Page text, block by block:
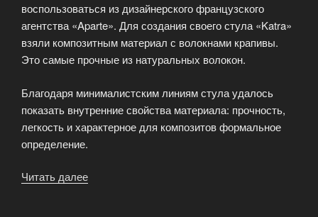
воспользоваться из дизайнерского французского
агентства «Aparte». Для создания своего стула «Katra»
взяли композитным материал с волокнами крапивы.
Это самые прочные из натуральных волокон.
Благодаря минималистским линиям стула удалось
показать внутренние свойства материала: прочность,
легкость и характерное для композитов формальное
определение.
Читать далее